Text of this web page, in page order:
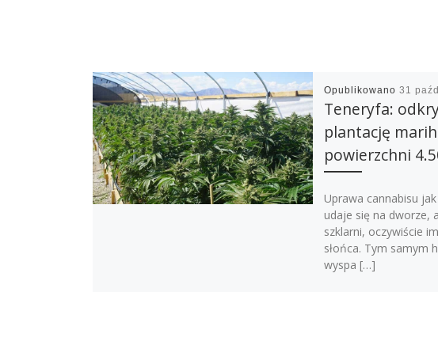
Opublikowano 31
Teneryfa:
plantację
powierzchni
Uprawa cannabisu
udaje się na dworze,
szklarni, oczywiście
słońca. Tym samym
wyspa […]